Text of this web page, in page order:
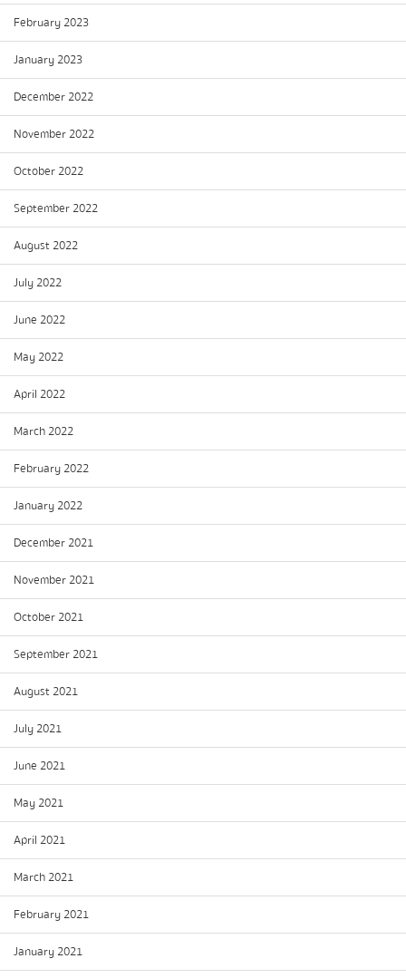
February 2023
January 2023
December 2022
November 2022
October 2022
September 2022
August 2022
July 2022
June 2022
May 2022
April 2022
March 2022
February 2022
January 2022
December 2021
November 2021
October 2021
September 2021
August 2021
July 2021
June 2021
May 2021
April 2021
March 2021
February 2021
January 2021